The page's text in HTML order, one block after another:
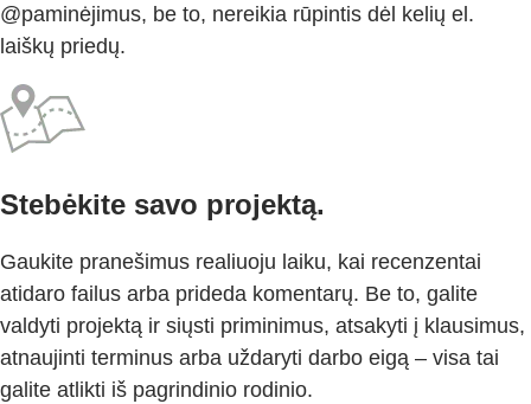
@paminėjimus, be to, nereikia rūpintis dėl kelių el.
laiškų priedų.
Stebėkite savo projektą.
Gaukite pranešimus realiuoju laiku, kai recenzentai
atidaro failus arba prideda komentarų. Be to, galite
valdyti projektą ir siųsti priminimus, atsakyti į klausimus,
atnaujinti terminus arba uždaryti darbo eigą – visa tai
galite atlikti iš pagrindinio rodinio.